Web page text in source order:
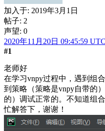
加入于: 2019年3月1日
帖子: 2
声望: 0
2020年11月20日 09:45:59 UTC
#1
老师好
在学习vnpy过程中，遇到组
到策略（策略是vnpy自带的
的）调试正常的。不知道组
忙解答下，谢谢！